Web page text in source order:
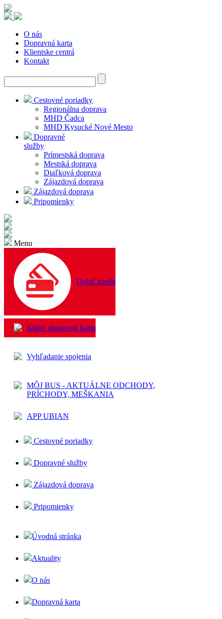
O nás
Dopravná karta
Klientske centrá
Kontakt
Cestovné poriadky
Regionálna doprava
MHD Čadca
MHD Kysucké Nové Mesto
Dopravné
služby
Prímestská doprava
Mestská doprava
Diaľková doprava
Zájazdová doprava
Zájazdová doprava
Pripomienky
Menu
Dobiť kredit
Kúpiť dopravnú kartu
Vyhľadanie spojenia
MÔJ BUS - AKTUÁLNE ODCHODY,
PRÍCHODY, MEŠKANIA
APP UBIAN
Cestovné poriadky
Dopravné služby
Zájazdová doprava
Pripomienky
Úvodná stránka
Aktuality
O nás
Dopravná karta